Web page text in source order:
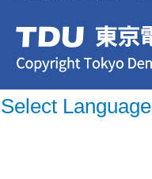
Select Language